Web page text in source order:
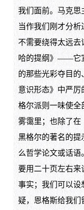
我们面前。马克思
当作我们刚才分析
不需要绕得太远去
哈的提纲》——它
的那些光彩夺目
意识形态》中严
格尔派则一味使全
雾霭里；也除了在
黑格尔的著名的
么哲学论文或话
要用二十页左右来
事实；我们可以设
疑，恩格斯给我们